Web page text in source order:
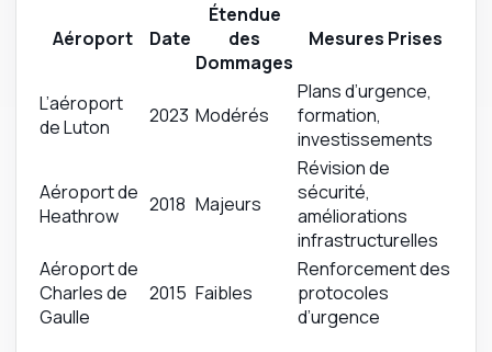
Aéroport Date
Étendue
des
Dommages
Mesures Prises
L’aéroport
de Luton
2023 Modérés
Plans d’urgence,
formation,
investissements
Aéroport de
Heathrow
2018 Majeurs
Révision de
sécurité,
améliorations
infrastructurelles
Aéroport de
Charles de
Gaulle
2015 Faibles
Renforcement des
protocoles
d’urgence